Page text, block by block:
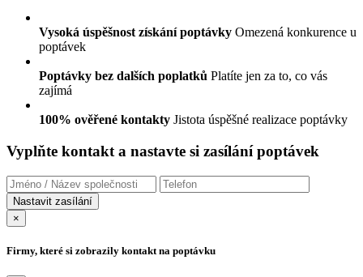
Vysoká úspěšnost získání poptávky Omezená konkurence u
poptávek
Poptávky bez dalších poplatků Platíte jen za to, co vás
zajímá
100% ověřené kontakty Jistota úspěšné realizace poptávky
Vyplňte kontakt a nastavte si zasílání poptávek
×
Firmy, které si zobrazily kontakt na poptávku